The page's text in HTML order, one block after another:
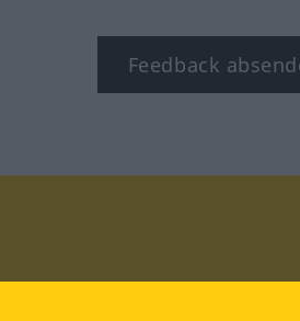
Feedback